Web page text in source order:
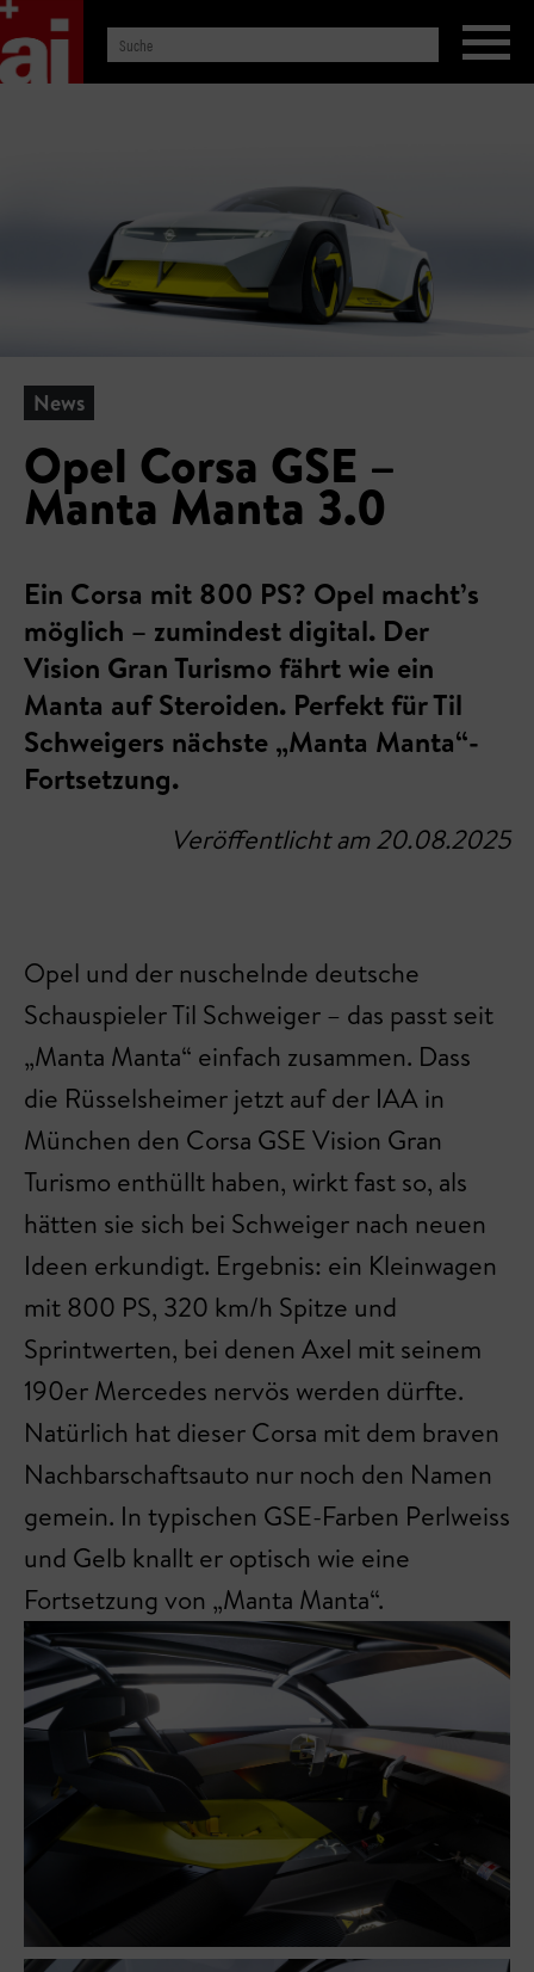
News
Opel Corsa GSE –
Manta Manta 3.0
Ein Corsa mit 800 PS? Opel macht’s
möglich – zumindest digital. Der
Vision Gran Turismo fährt wie ein
Manta auf Steroiden. Perfekt für Til
Schweigers nächste „Manta Manta“-
Fortsetzung.
Veröffentlicht am 20.08.2025
Opel und der nuschelnde deutsche
Schauspieler Til Schweiger – das passt seit
„Manta Manta“ einfach zusammen. Dass
die Rüsselsheimer jetzt auf der IAA in
München den Corsa GSE Vision Gran
Turismo enthüllt haben, wirkt fast so, als
hätten sie sich bei Schweiger nach neuen
Ideen erkundigt. Ergebnis: ein Kleinwagen
mit 800 PS, 320 km/h Spitze und
Sprintwerten, bei denen Axel mit seinem
190er Mercedes nervös werden dürfte.
Natürlich hat dieser Corsa mit dem braven
Nachbarschaftsauto nur noch den Namen
gemein. In typischen GSE-Farben Perlweiss
und Gelb knallt er optisch wie eine
Fortsetzung von „Manta Manta“.